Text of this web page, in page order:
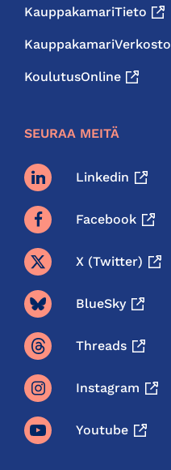
KauppakamariTieto
KauppakamariVerkosto
KoulutusOnline
SEURAA MEITÄ
Linkedin
Facebook
X (twitter)
BlueSky
Threads
Instagram
Youtube